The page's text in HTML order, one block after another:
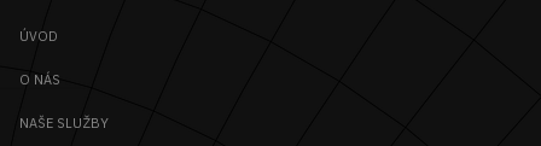
ÚVOD
O NÁS
NAŠE SLUŽBY